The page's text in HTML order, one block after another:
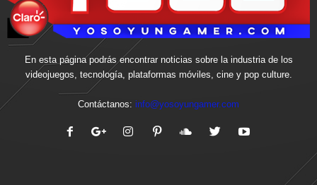
En esta página podrás encontrar noticias sobre la industria de los
videojuegos, tecnología, plataformas móviles, cine y pop culture.
Contáctanos: info@yosoyungamer.com